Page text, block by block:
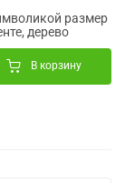
размер
дерево
В корзину